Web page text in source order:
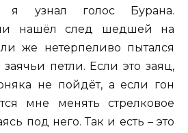
я узнал голос Бурана.
нашёл след шедшей на
же нетерпеливо пытался
заячьи петли. Если это заяц,
не пойдёт, а если гон
мне менять стрелковое
под него. Так и есть – это